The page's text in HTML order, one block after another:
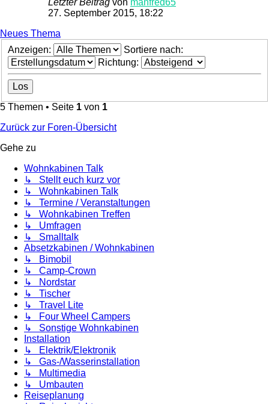
Letzter Beitrag von manfred65
27. September 2015, 18:22
Neues Thema
Anzeigen:
Sortiere nach:
Richtung:
5 Themen • Seite 1 von 1
Zurück zur Foren-Übersicht
Gehe zu
Wohnkabinen Talk
↳ Stellt euch kurz vor
↳ Wohnkabinen Talk
↳ Termine / Veranstaltungen
↳ Wohnkabinen Treffen
↳ Umfragen
↳ Smalltalk
Absetzkabinen / Wohnkabinen
↳ Bimobil
↳ Camp-Crown
↳ Nordstar
↳ Tischer
↳ Travel Lite
↳ Four Wheel Campers
↳ Sonstige Wohnkabinen
Installation
↳ Elektrik/Elektronik
↳ Gas-/Wasserinstallation
↳ Multimedia
↳ Umbauten
Reiseplanung